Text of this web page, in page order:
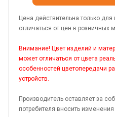
Цена действительна только
отличаться от цен в розничных
Внимание! Цвет изделий и
может отличаться от цвета
особенностей цветопередачи
устройств.
Производитель оставляет за
потребителя вносить